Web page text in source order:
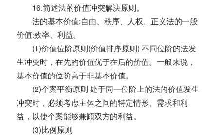
16.简述法的价值冲突解决原则。
法的基本价值:自由、秩序、人权、正义法的一般
价值:效率、利益。
(1)价值位阶原则(价值排序原则) 不同位阶的法发
生冲突时，在先的价值优于在后的价值。一般来说，
基本价值的位阶高于非基本价值。
(2)个案平衡原则 处于同一位阶上的法的价值发生
冲突时，必须考虑主体之间的特定情形、需求和利
益，以使个案能够兼顾双方的利益。
(3)比例原则